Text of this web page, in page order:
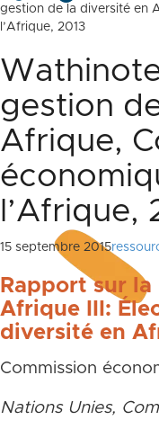
gestion de la diversité en
l’Afrique, 2013
gestion
Afrique,
l’Afrique,
15 septembre 2015
Rapport sur
Afrique III:
diversité en
Commission
Nations Unies,